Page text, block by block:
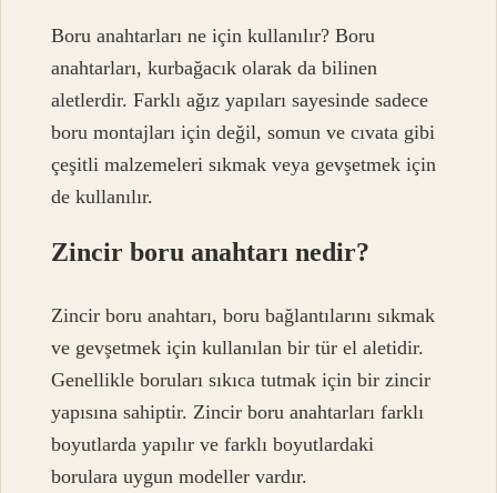
Boru anahtarları ne için kullanılır? Boru
anahtarları, kurbağacık olarak da bilinen
aletlerdir. Farklı ağız yapıları sayesinde sadece
boru montajları için değil, somun ve cıvata gibi
çeşitli malzemeleri sıkmak veya gevşetmek için
de kullanılır.
Zincir boru anahtarı nedir?
Zincir boru anahtarı, boru bağlantılarını sıkmak
ve gevşetmek için kullanılan bir tür el aletidir.
Genellikle boruları sıkıca tutmak için bir zincir
yapısına sahiptir. Zincir boru anahtarları farklı
boyutlarda yapılır ve farklı boyutlardaki
borulara uygun modeller vardır.